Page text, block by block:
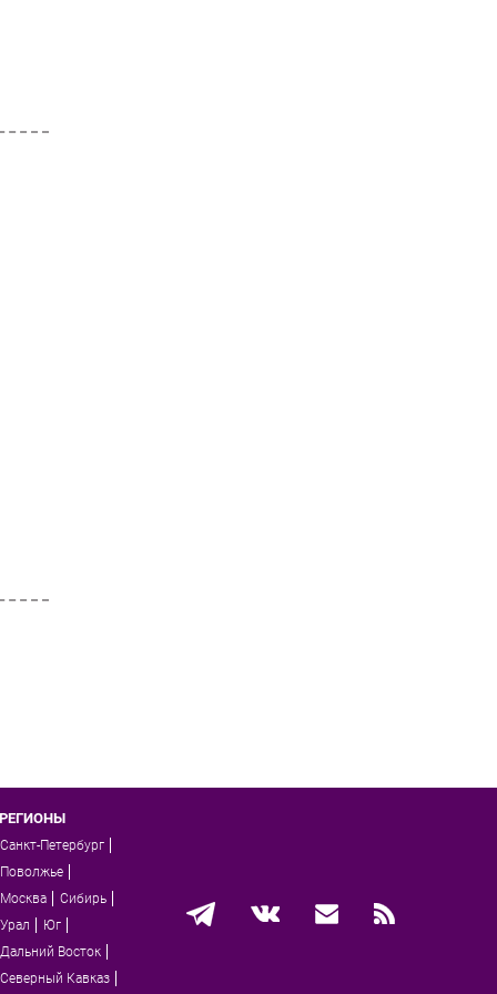
РЕГИОНЫ
Санкт-Петербург
Поволжье
Москва
Сибирь
Урал
Юг
Дальний Восток
Северный Кавказ